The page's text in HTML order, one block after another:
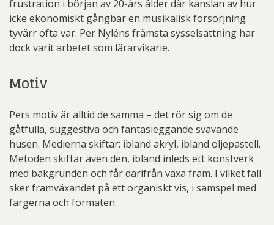
frustration i början av 20-års ålder där känslan av hur
icke ekonomiskt gångbar en musikalisk försörjning
tyvärr ofta var. Per Nyléns främsta sysselsättning har
dock varit arbetet som lärarvikarie.
Motiv
Pers motiv är alltid de samma – det rör sig om de
gåtfulla, suggestiva och fantasieggande svävande
husen. Medierna skiftar: ibland akryl, ibland oljepastell.
Metoden skiftar även den, ibland inleds ett konstverk
med bakgrunden och får därifrån växa fram. I vilket fall
sker framväxandet på ett organiskt vis, i samspel med
färgerna och formaten.